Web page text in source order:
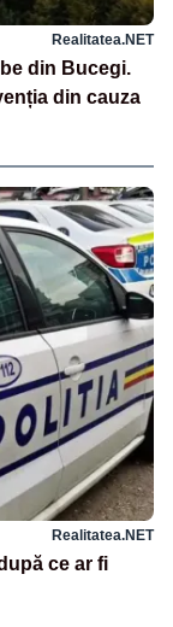
Realitatea.NET
din Bucegi.
din cauza
Realitatea.NET
ce ar fi